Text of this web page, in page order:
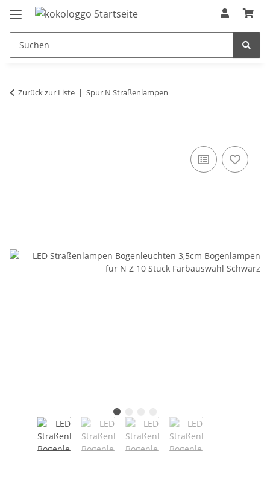
Zurück zur Liste Spur N Straßenlampen